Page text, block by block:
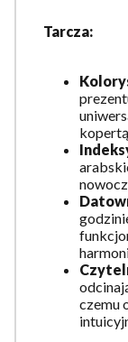
Tarcza:
czemu